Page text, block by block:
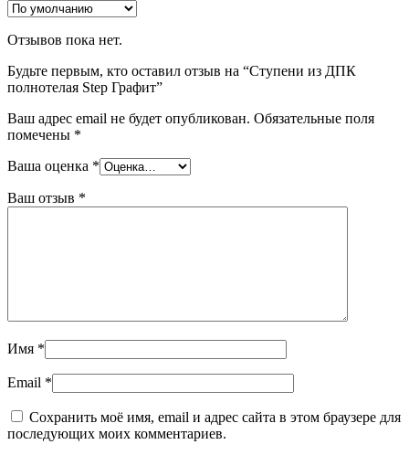
Отзывов пока нет.
Будьте первым, кто оставил отзыв на “Ступени из ДПК
полнотелая Step Графит”
Ваш адрес email не будет опубликован. Обязательные поля
помечены *
Ваша оценка *
Ваш отзыв *
Имя *
Email *
Сохранить моё имя, email и адрес сайта в этом браузере для
последующих моих комментариев.